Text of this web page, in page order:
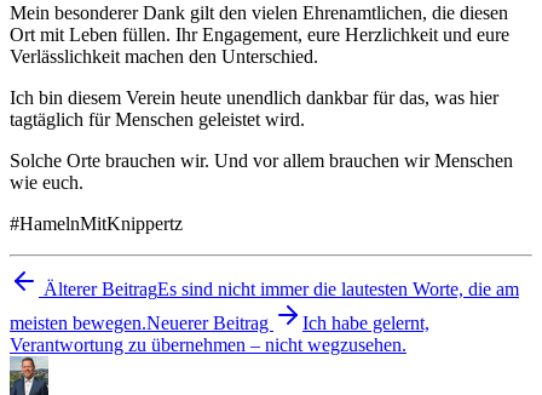
Mein besonderer Dank gilt den vielen Ehrenamtlichen, die diesen
Ort mit Leben füllen. Ihr Engagement, eure Herzlichkeit und eure
Verlässlichkeit machen den Unterschied.
Ich bin diesem Verein heute unendlich dankbar für das, was hier
tagtäglich für Menschen geleistet wird.
Solche Orte brauchen wir. Und vor allem brauchen wir Menschen
wie euch.
#HamelnMitKnippertz
Älterer BeitragEs sind nicht immer die lautesten Worte, die am
meisten bewegen.Neuerer Beitrag
Ich habe gelernt,
Verantwortung zu übernehmen – nicht wegzusehen.